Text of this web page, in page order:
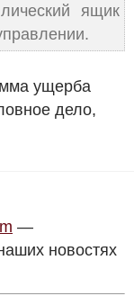
ящик
ущерба
дело,
—
новостях